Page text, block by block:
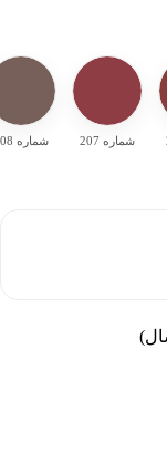
شماره 207 شماره 208